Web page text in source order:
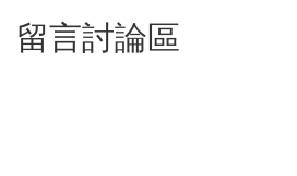
留言討論區